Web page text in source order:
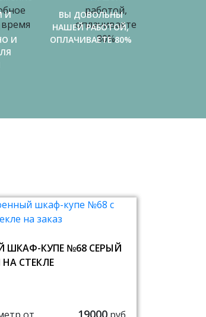
И
И
ВЫ ДОВОЛЬНЫ
НАШЕЙ РАБОТОЙ,
ОПЛАЧИВАЕТЕ 80%
ШКАФ-КУПЕ №68 СЕРЫЙ
СТЕКЛЕ
19000